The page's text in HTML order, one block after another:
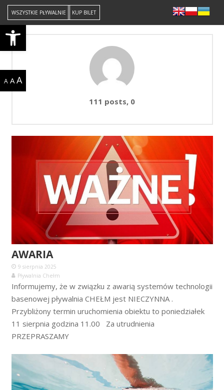
Open toolbar
WSZYSTKIE PŁYWALNIE KUP BILET
A A A
111 posts, 0komentarzy
AWARIA
9 sierpnia 2025
Pływalnia Chełm
Informujemy, że w związku z awarią systemów technologii
basenowej pływalnia CHEŁM jest NIECZYNNA .
Przybliżony termin uruchomienia obiektu to poniedziałek
11 sierpnia godzina 11.00 Za utrudnienia
PRZEPRASZAMY